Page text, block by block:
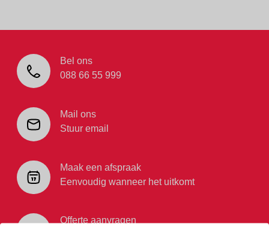
Bel ons
088 66 55 999
Mail ons
Stuur email
Maak een afspraak
Eenvoudig wanneer het uitkomt
Offerte aanvragen